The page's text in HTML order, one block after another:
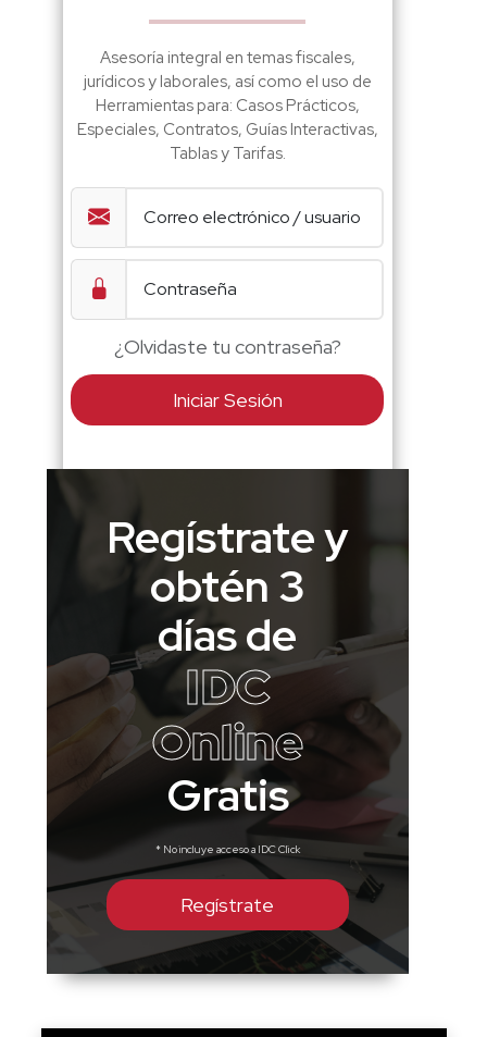
Asesoría integral en temas fiscales,
jurídicos y laborales, así como el uso de
Herramientas para: Casos Prácticos,
Especiales, Contratos, Guías Interactivas,
Tablas y Tarifas.
¿Olvidaste tu contraseña?
Iniciar Sesión
Regístrate y
obtén 3
días de
IDC
Online
Gratis
* No incluye acceso a IDC Click
Regístrate